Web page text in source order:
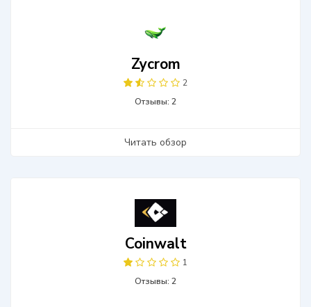
Zycrom
2
Отзывы: 2
Читать обзор
Coinwalt
1
Отзывы: 2